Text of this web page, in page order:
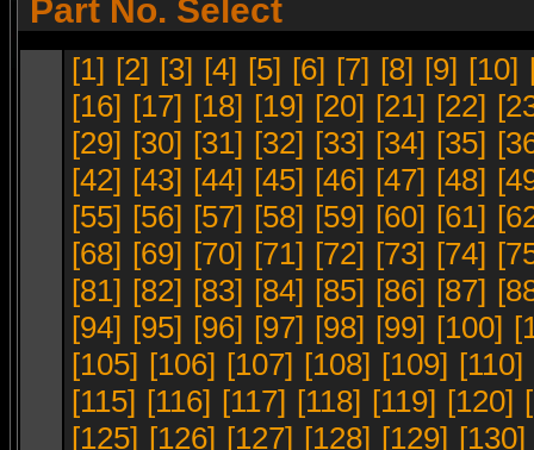
Part No. Select
[1] [2] [3] [4] [5] [6] [7] [8] [9] [10]
[16] [17] [18] [19] [20] [21] [22]
[29] [30] [31] [32] [33] [34] [35]
[42] [43] [44] [45] [46] [47] [48]
[55] [56] [57] [58] [59] [60] [61]
[68] [69] [70] [71] [72] [73] [74]
[81] [82] [83] [84] [85] [86] [87]
[94] [95] [96] [97] [98] [99] [100]
[105] [106] [107] [108] [109] [110]
[115] [116] [117] [118] [119] [120]
[125] [126] [127] [128] [129] [130]